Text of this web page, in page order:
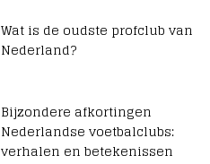
Wat is de oudste profclub van
Nederland?
Bijzondere afkortingen
Nederlandse voetbalclubs:
verhalen en betekenissen